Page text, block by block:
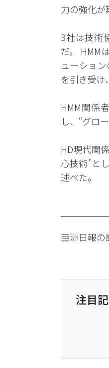
力の強化が
3社は技術
だ。 HMM
ューショ
を引き受け
HMM関係
し、“グロ
HD現代関
心技術”と
述べた。
亜洲日報の
注目